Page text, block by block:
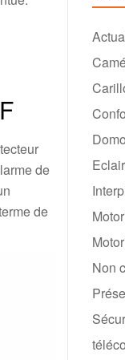
de
de
Non